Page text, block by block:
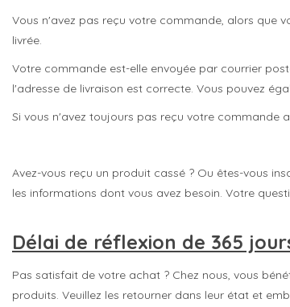
Vous n'avez pas reçu votre commande, alors que
livrée.
Votre commande est-elle envoyée par courrier
l'adresse de livraison est correcte. Vous pouvez
Si vous n'avez toujours pas reçu votre commande
Avez-vous reçu un produit cassé ? Ou êtes-vous
les informations dont vous avez besoin. Votre
Délai de réflexion de 365
Pas satisfait de votre achat ? Chez nous, vous
produits. Veuillez les retourner dans leur état et